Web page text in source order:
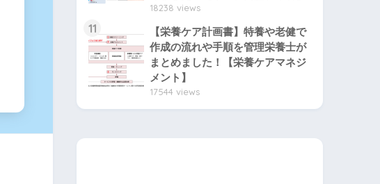
18238 views
11
【栄養ケア計画書】特養や老健で
作成の流れや手順を管理栄養士が
まとめました！【栄養ケアマネジ
メント】
17544 views